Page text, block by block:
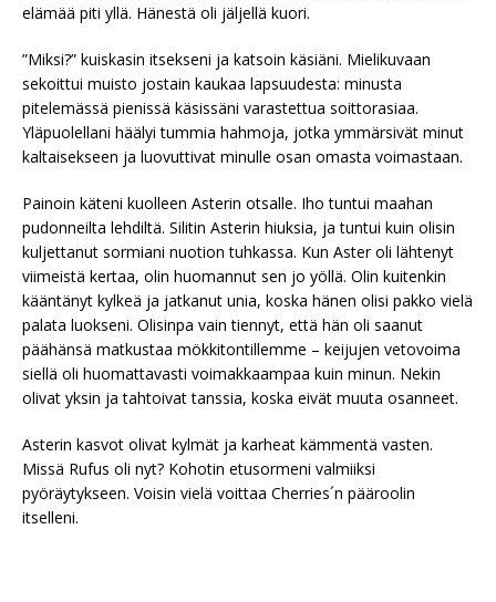
elämää piti yllä. Hänestä oli jäljellä kuori.
”Miksi?” kuiskasin itsekseni ja katsoin käsiäni. Mielikuvaan
sekoittui muisto jostain kaukaa lapsuudesta: minusta
pitelemässä pienissä käsissäni varastettua soittorasiaa.
Yläpuolellani häälyi tummia hahmoja, jotka ymmärsivät minut
kaltaisekseen ja luovuttivat minulle osan omasta voimastaan.
Painoin käteni kuolleen Asterin otsalle. Iho tuntui maahan
pudonneilta lehdiltä. Silitin Asterin hiuksia, ja tuntui kuin olisin
kuljettanut sormiani nuotion tuhkassa. Kun Aster oli lähtenyt
viimeistä kertaa, olin huomannut sen jo yöllä. Olin kuitenkin
kääntänyt kylkeä ja jatkanut unia, koska hänen olisi pakko vielä
palata luokseni. Olisinpa vain tiennyt, että hän oli saanut
päähänsä matkustaa mökkitontillemme – keijujen vetovoima
siellä oli huomattavasti voimakkaampaa kuin minun. Nekin
olivat yksin ja tahtoivat tanssia, koska eivät muuta osanneet.
Asterin kasvot olivat kylmät ja karheat kämmentä vasten.
Missä Rufus oli nyt? Kohotin etusormeni valmiiksi
pyöräytykseen. Voisin vielä voittaa Cherries´n pääroolin
itselleni.